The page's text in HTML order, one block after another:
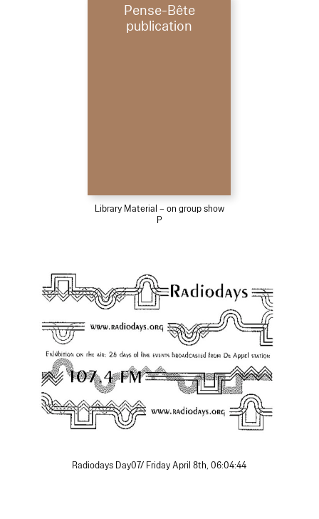
Pense-Bête
publication
Library Material – on group show
P
Radiodays Day07/ Friday April 8th, 06:04:44